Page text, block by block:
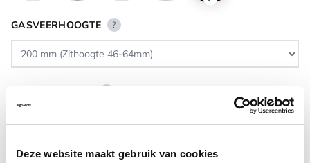
Deze website maakt gebruik van cookies
GASVEERHOOGTE ?